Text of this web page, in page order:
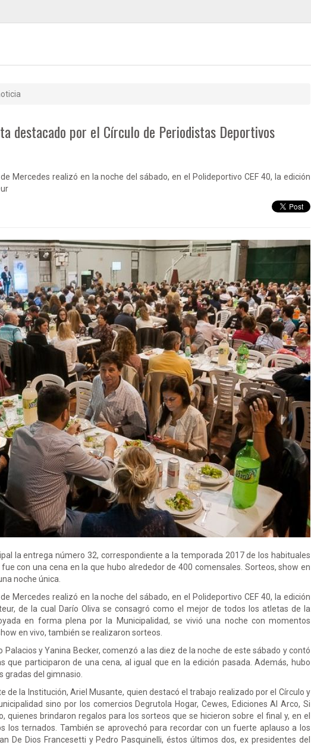
destacado por el Círculo de Periodistas Deportivos
Mercedes realizó en la noche del sábado, en el Polideportivo CEF 40, la edición
la entrega número 32, correspondiente a la temporada 2017 de los habituales
con una cena en la que hubo alrededor de 400 comensales. Sorteos, show en
noche única.
Mercedes realizó en la noche del sábado, en el Polideportivo CEF 40, la edición
de la cual Darío Oliva se consagró como el mejor de todos los atletas de la
en forma plena por la Municipalidad, se vivió una noche con momentos
en vivo, también se realizaron sorteos.
Palacios y Yanina Becker, comenzó a las diez de la noche de este sábado y contó
que participaron de una cena, al igual que en la edición pasada. Además, hubo
gradas del gimnasio.
de la Institución, Ariel Musante, quien destacó el trabajo realizado por el Círculo y
sino por los comercios Degrutola Hogar, Cewes, Ediciones Al Arco, Si
quienes brindaron regalos para los sorteos que se hicieron sobre el final y, en el
los ternados. También se aprovechó para recordar con un fuerte aplauso a los
De Dios Francesetti y Pedro Pasquinelli, éstos últimos dos, ex presidentes del